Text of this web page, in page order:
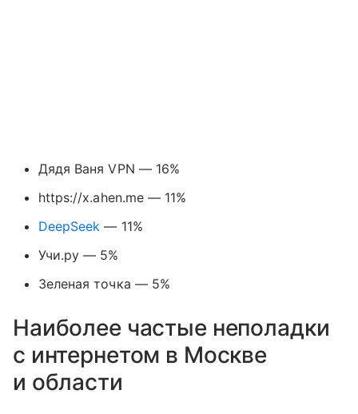
Дядя Ваня VPN — 16%
https://x.ahen.me — 11%
DeepSeek — 11%
Учи.ру — 5%
Зеленая точка — 5%
Наиболее частые неполадки
с интернетом в Москве
и области